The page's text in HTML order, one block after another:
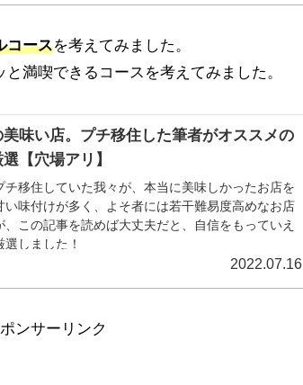
コースを考えてみました。
満喫できるコースを考えてみました。
味い店。プチ移住した筆者がオススメの
【穴場アリ】
チ移住していた我々が、本当に美味しかったお店を
い味付けが多く、よそ者には若干難易度高めなお店
、この記事を読めば大丈夫だと、自信をもっていえ
選しました！
2022.07.16
ンサーリンク